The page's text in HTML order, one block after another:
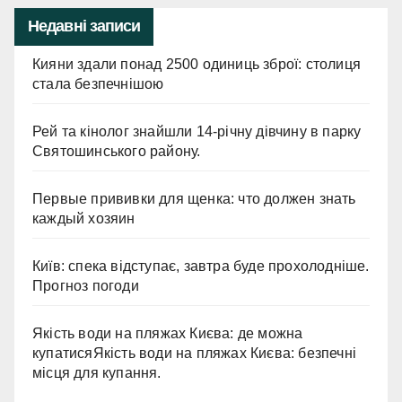
Недавні записи
Кияни здали понад 2500 одиниць зброї: столиця
стала безпечнішою
Рей та кінолог знайшли 14-річну дівчину в парку
Святошинського району.
Первые прививки для щенка: что должен знать
каждый хозяин
Київ: спека відступає, завтра буде прохолодніше.
Прогноз погоди
Якість води на пляжах Києва: де можна
купатисяЯкість води на пляжах Києва: безпечні
місця для купання.